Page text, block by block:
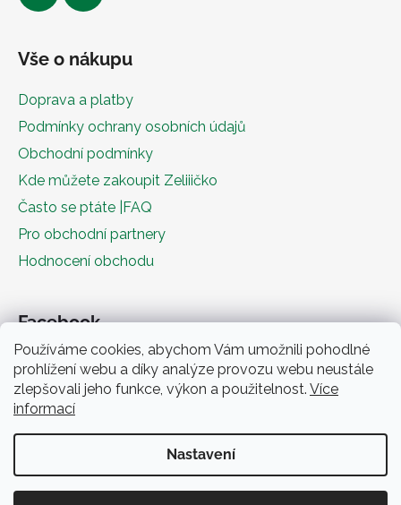
Používáme cookies, abychom Vám umožnili pohodlné
prohlížení webu a díky analýze provozu webu neustále
zlepšovali jeho funkce, výkon a použitelnost. Více
informací
Nastavení
Vše o nákupu
Doprava a platby
Podmínky ochrany osobních údajů
Obchodní podmínky
Kde můžete zakoupit Zeliiičko
Často se ptáte |FAQ
Pro obchodní partnery
Hodnocení obchodu
Facebook
Obchodní podmínky